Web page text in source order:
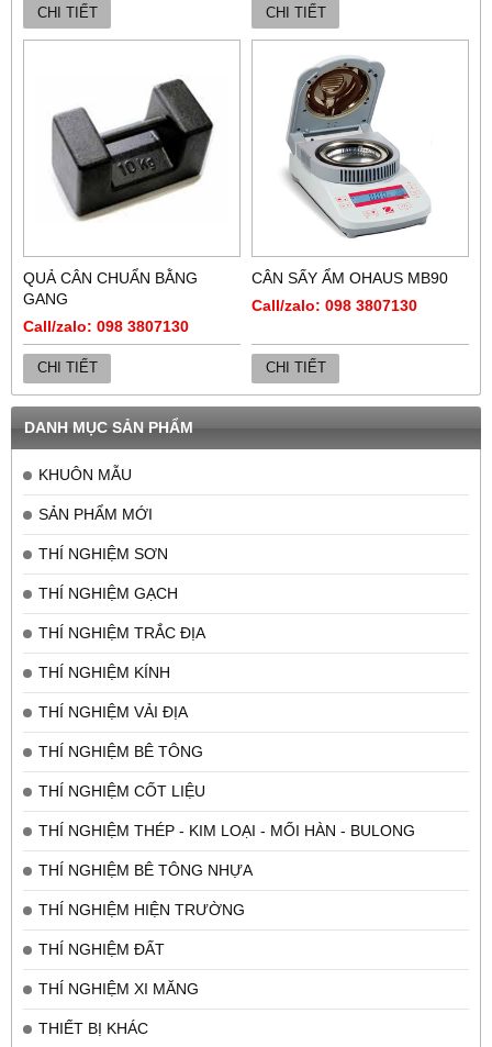
DANH MỤC SẢN PHẨM
KHUÔN MẪU
SẢN PHẨM MỚI
THÍ NGHIỆM SƠN
THÍ NGHIỆM GẠCH
THÍ NGHIỆM TRẮC ĐỊA
THÍ NGHIỆM KÍNH
THÍ NGHIỆM VẢI ĐỊA
THÍ NGHIỆM BÊ TÔNG
THÍ NGHIỆM CỐT LIỆU
THÍ NGHIỆM THÉP - KIM LOẠI - MỐI HÀN - BULONG
THÍ NGHIỆM BÊ TÔNG NHỰA
THÍ NGHIỆM HIỆN TRƯỜNG
THÍ NGHIỆM ĐẤT
THÍ NGHIỆM XI MĂNG
THIẾT BỊ KHÁC
CHI TIẾT CHI TIẾT
QUẢ CÂN CHUẨN BẰNG
GANG
Call/zalo: 098 3807130
CHI TIẾT
CÂN SẤY ẨM OHAUS MB90
Call/zalo: 098 3807130
CHI TIẾT